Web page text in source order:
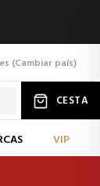
(Cambiar país)
CESTA
VIP